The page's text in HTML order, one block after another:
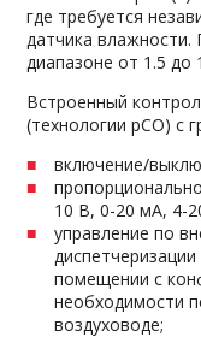
где требуется
датчика влажности.
диапазоне от 1.5 до
Встроенный
(технологии pCO) с
включение/
10 В, 0-20 мА, 4-
управление по
помещении с
необходимости
воздуховоде;